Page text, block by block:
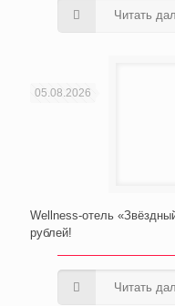
Читать
05.08.2026
Wellness-отель
рублей!
Читать